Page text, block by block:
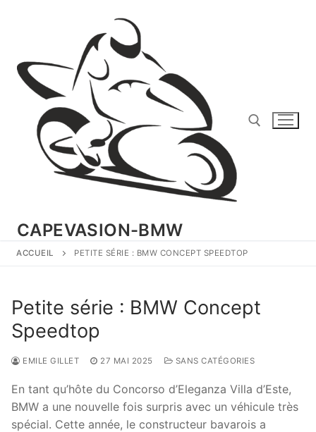
CAPEVASION-BMW
ACCUEIL PETITE SÉRIE : BMW CONCEPT SPEEDTOP
Petite série : BMW Concept
Speedtop
EMILE GILLET 27 MAI 2025 SANS CATÉGORIES
En tant qu’hôte du Concorso d’Eleganza Villa d’Este,
BMW a une nouvelle fois surpris avec un véhicule très
spécial. Cette année, le constructeur bavarois a